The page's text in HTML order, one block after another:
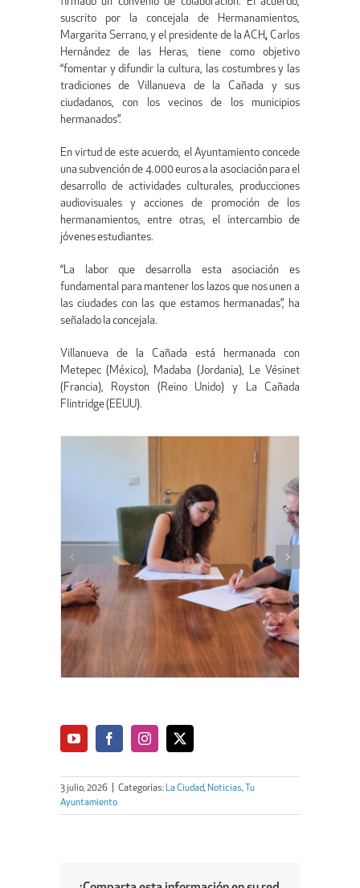
suscrito por la concejala de Hermanamientos,
Margarita Serrano, y el presidente de la ACH,Carlos
Hernández de las Heras, tiene como objetivo
“fomentar y difundir la cultura, las costumbres y las
tradiciones de Villanueva de la Cañada y sus
ciudadanos, con los vecinos de los municipios
hermanados”.
En virtud de este acuerdo, el Ayuntamiento concede
una subvención de 4.000 euros a la asociación para el
desarrollo de actividades culturales, producciones
audiovisuales y acciones de promoción de los
hermanamientos, entre otras, el intercambio de
jóvenes estudiantes.
“La labor que desarrolla esta asociación es
fundamental para mantener los lazos que nos unen a
las ciudades con las que estamos hermanadas”, ha
señalado la concejala.
Villanueva de la Cañada está hermanada con
Metepec (México), Madaba (Jordania), Le Vésinet
(Francia), Royston (Reino Unido) y La Cañada
Flintridge (EEUU).
3 julio, 2026 Categorías: La Ciudad, Noticias,
Tu
Ayuntamiento